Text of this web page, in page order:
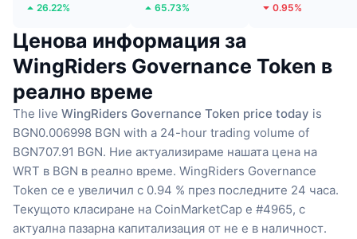
26.22% 65.73% 0.95%
Ценова информация за
WingRiders Governance Token в
реално време
The live WingRiders Governance Token price today is
BGN0.006998 BGN with a 24-hour trading volume of
BGN707.91 BGN. Ние актуализираме нашата цена на
WRT в BGN в реално време. WingRiders Governance
Token се е увеличил с 0.94 % през последните 24 часа.
Текущото класиране на CoinMarketCap е #4965, с
актуална пазарна капитализация от не е в наличност.